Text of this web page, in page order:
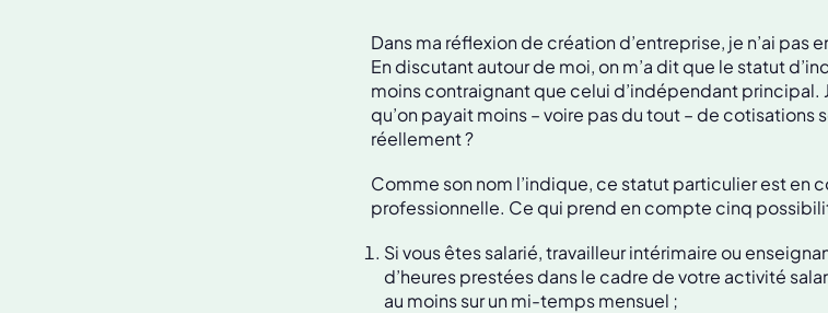
Dans ma réflexion de création d’entreprise, je n’ai pas
En discutant autour de moi, on m’a dit que le statut
moins contraignant que celui d’indépendant principal.
qu’on payait moins – voire pas du tout – de cotisations
réellement ?
Comme son nom l’indique, ce statut particulier est en
professionnelle. Ce qui prend en compte cinq
Si vous êtes salarié, travailleur intérimaire ou
d’heures prestées dans le cadre de votre activité
au moins sur un mi-temps mensuel ;